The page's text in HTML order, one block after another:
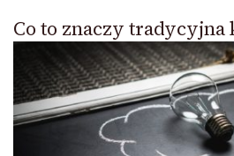
Co to znaczy tradycyjna